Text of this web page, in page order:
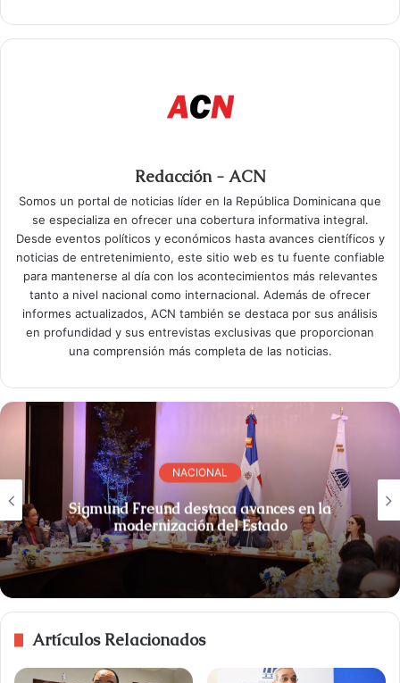
Redacción - ACN
Somos un portal de noticias líder en la República Dominicana que
se especializa en ofrecer una cobertura informativa integral.
Desde eventos políticos y económicos hasta avances científicos y
noticias de entretenimiento, este sitio web es tu fuente confiable
para mantenerse al día con los acontecimientos más relevantes
tanto a nivel nacional como internacional. Además de ofrecer
informes actualizados, ACN también se destaca por sus análisis
en profundidad y sus entrevistas exclusivas que proporcionan
una comprensión más completa de las noticias.
NACIONAL
Sigmund Freund destaca avances en la
modernización del Estado
Artículos Relacionados